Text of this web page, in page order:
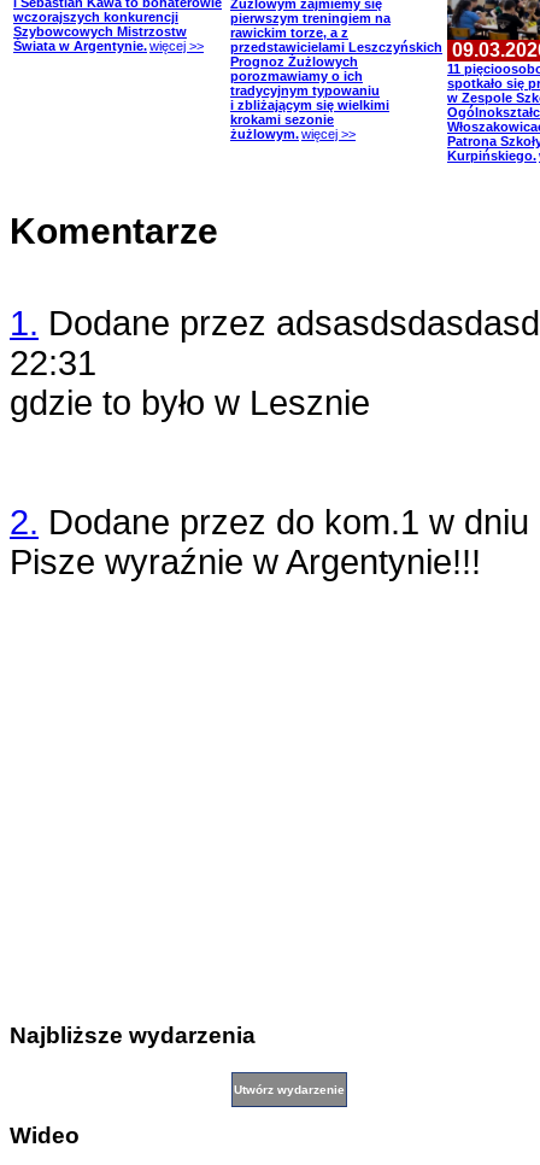
wczorajszych konkurencji
Szybowcowych Mistrzostw
Świata w Argentynie.więcej >>
Żużlowym zajmiemy się
pierwszym treningiem na
rawickim torze, a z
przedstawicielami Leszczyńskich
Prognoz Żużlowych
porozmawiamy o ich
tradycyjnym typowaniu
i zbliżającym się wielkimi
krokami sezonie
żużlowym.więcej >>
11
spotkało się
w Zespole
Patrona
Kurpińskiego.
Komentarze
1. Dodane przez adsasdsdasdasd
22:31
gdzie to było w Lesznie
2. Dodane przez do kom.1 w dniu
Pisze wyraźnie w Argentynie!!!
Najbliższe wydarzenia
Wideo